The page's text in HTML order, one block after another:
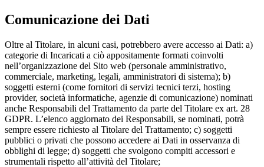
Comunicazione dei Dati
Oltre al Titolare, in alcuni casi, potrebbero avere accesso ai Dati: a)
categorie di Incaricati a ciò appositamente formati coinvolti
nell’organizzazione del Sito web (personale amministrativo,
commerciale, marketing, legali, amministratori di sistema); b)
soggetti esterni (come fornitori di servizi tecnici terzi, hosting
provider, società informatiche, agenzie di comunicazione) nominati
anche Responsabili del Trattamento da parte del Titolare ex art. 28
GDPR. L’elenco aggiornato dei Responsabili, se nominati, potrà
sempre essere richiesto al Titolare del Trattamento; c) soggetti
pubblici o privati che possono accedere ai Dati in osservanza di
obblighi di legge; d) soggetti che svolgono compiti accessori e
strumentali rispetto all’attività del Titolare;